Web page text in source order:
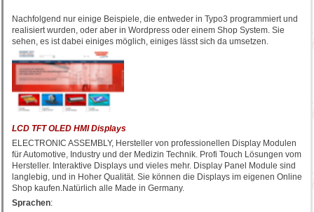
Nachfolgend nur einige Beispiele, die entweder in Typo3 programmiert und
realisiert wurden, oder aber in Wordpress oder einem Shop System. Sie
sehen, es ist dabei einiges möglich, einiges lässt sich da umsetzen.
LCD TFT OLED HMI Displays
ELECTRONIC ASSEMBLY, Hersteller von professionellen Display Modulen
für Automotive, Industry und der Medizin Technik. Profi Touch Lösungen vom
Hersteller. Interaktive Displays und vieles mehr. Display Panel Module sind
langlebig, und in Hoher Qualität. Sie können die Displays im eigenen Online
Shop kaufen.Natürlich alle Made in Germany.
Sprachen: